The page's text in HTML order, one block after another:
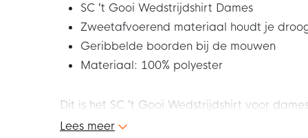
SC ’t Gooi Wedstrijdshirt Dames
Zweetafvoerend materiaal houdt je
Geribbelde boorden bij de mouwen
Materiaal: 100% polyester
Dit is het SC ’t Gooi Wedstrijdshirt voor
thuiswedstrijden. Met dit shirt ben je er klaar
Lees meer